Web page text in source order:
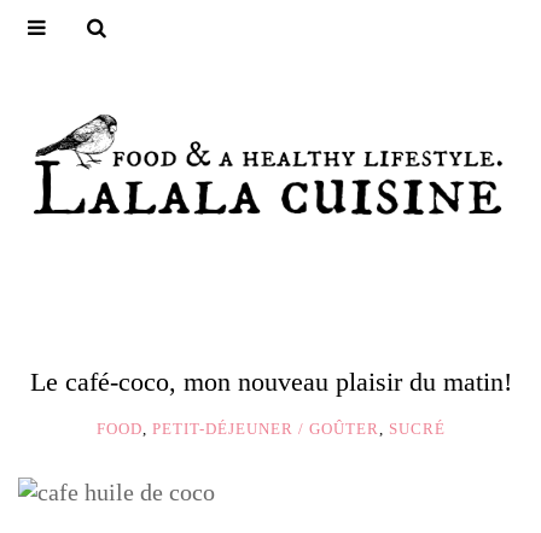
Le café-coco, mon nouveau plaisir du matin!
FOOD, PETIT-DÉJEUNER / GOÛTER, SUCRÉ